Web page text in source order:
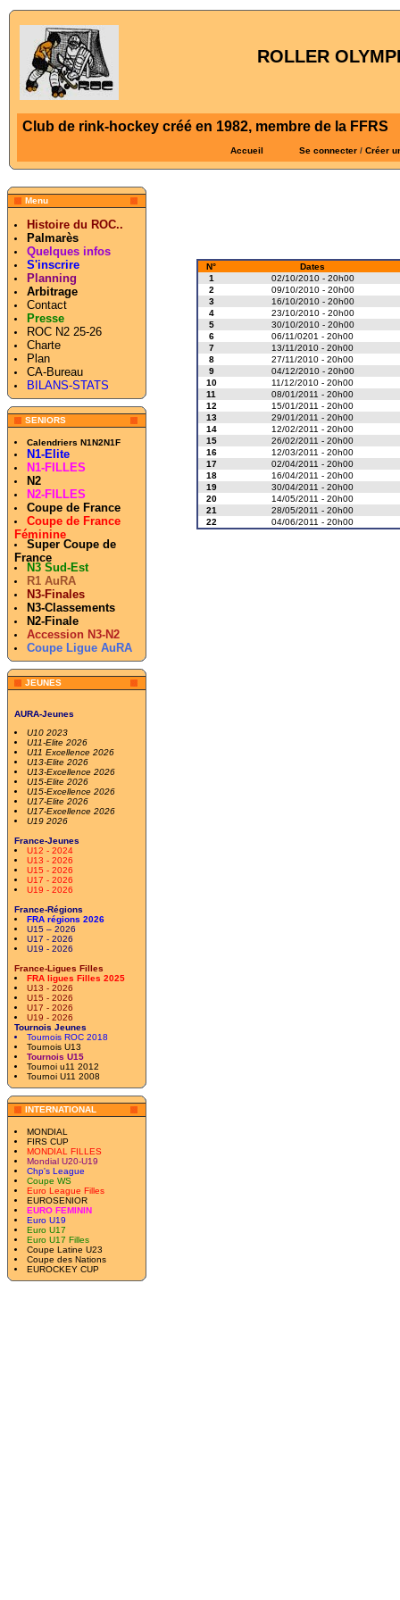
ROLLER
Club de rink-hockey créé en 1982, membre de la FFRS
Accueil Se connecter / Créer
Menu
Histoire du ROC..
Palmarès
Quelques infos
S'inscrire
Planning
Arbitrage
Contact
Presse
ROC N2 25-26
Charte
Plan
CA-Bureau
BILANS-STATS
SENIORS
Calendriers N1N2N1F
N1-Elite
N1-FILLES
N2
N2-FILLES
Coupe de France
Coupe de France
Féminine
Super Coupe de
France
N3 Sud-Est
R1 AuRA
N3-Finales
N3-Classements
N2-Finale
Accession N3-N2
Coupe Ligue AuRA
JEUNES
AURA-Jeunes
U10 2023
U11-Elite 2026
U11 Excellence 2026
U13-Elite 2026
U13-Excellence 2026
U15-Elite 2026
U15-Excellence 2026
U17-Elite 2026
U17-Excellence 2026
U19 2026
France-Jeunes
U12 - 2024
U13 - 2026
U15 - 2026
U17 - 2026
U19 - 2026
France-Régions
FRA régions 2026
U15 – 2026
U17 - 2026
U19 - 2026
France-Ligues Filles
FRA ligues Filles 2025
U13 - 2026
U15 - 2026
U17 - 2026
U19 - 2026
Tournois Jeunes
Tournois ROC 2018
Tournois U13
Tournois U15
Tournoi u11 2012
Tournoi U11 2008
INTERNATIONAL
MONDIAL
FIRS CUP
MONDIAL FILLES
Mondial U20-U19
Chp's League
Coupe WS
Euro League Filles
EUROSENIOR
EURO FEMININ
Euro U19
Euro U17
Euro U17 Filles
Coupe Latine U23
Coupe des Nations
EUROCKEY CUP
N°
Dates
1
02/10/2010 - 20h00
2
09/10/2010 - 20h00
3
16/10/2010 - 20h00
4
23/10/2010 - 20h00
5
30/10/2010 - 20h00
6
06/11/0201 - 20h00
7
13/11/2010 - 20h00
8
27/11/2010 - 20h00
9
04/12/2010 - 20h00
10
11/12/2010 - 20h00
11
08/01/2011 - 20h00
12
15/01/2011 - 20h00
13
29/01/2011 - 20h00
14
12/02/2011 - 20h00
15
26/02/2011 - 20h00
16
12/03/2011 - 20h00
17
02/04/2011 - 20h00
18
16/04/2011 - 20h00
19
30/04/2011 - 20h00
20
14/05/2011 - 20h00
21
28/05/2011 - 20h00
22
04/06/2011 - 20h00